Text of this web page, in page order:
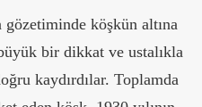
köşkün altına
bir dikkat ve ustalıkla
kaydırdılar. Toplamda